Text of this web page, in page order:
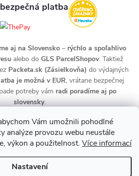
Vám umožnili pohodlné
analýze provozu webu neustále
výkon a použitelnost. Více informací
Nastavení
platba
aj na Slovensko – rýchlo a spoľahlivo
alebo do GLS ParcelShopov. Taktiež
Packeta.sk (Zásielkovňa) do výdajných
je možná v EUR, vrátane bezpečnej
potreby vám radi poradíme aj po
slovensky.